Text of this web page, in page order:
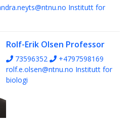
Institutt for
Rolf-Erik Olsen Professor
73596352
+4797598169
rolf.e.olsen@ntnu.no Institutt for
biologi